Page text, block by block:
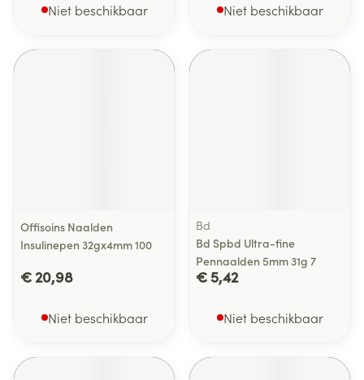
Niet beschikbaar Niet beschikbaar
Offisoins Naalden
Insulinepen 32gx4mm 100
€ 20,98
Niet beschikbaar
Bd
Bd Spbd Ultra-fine
Pennaalden 5mm 31g 7
€ 5,42
Niet beschikbaar